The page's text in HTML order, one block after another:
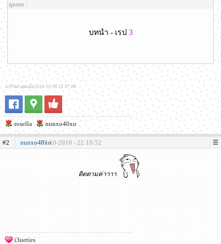
quote :
บทนำ - เรป 3
แก้ไขล่าสุดเมื่อ 2016-10-28 23:37:08
rosella nunxo40xo
#2 nunxo40xo27-10-2016 - 22:10:52
ติดตามค่าาาา
i3ueties